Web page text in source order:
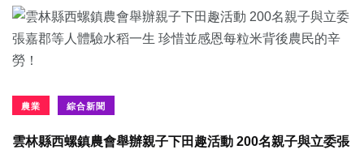
農業 綜合新聞
雲林縣西螺鎮農會舉辦親子下田趣活動 200名親子與立委張